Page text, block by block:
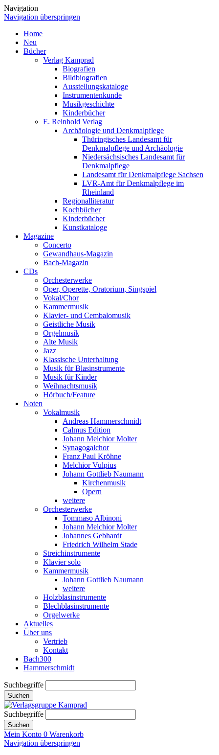
Navigation
Navigation überspringen
Home
Neu
Bücher
Verlag Kamprad
Biografien
Bildbiografien
Ausstellungskataloge
Instrumentenkunde
Musikgeschichte
Kinderbücher
E. Reinhold Verlag
Archäologie und Denkmalpflege
Thüringisches Landesamt für
Denkmalpflege und Archäologie
Niedersächsisches Landesamt für
Denkmalpflege
Landesamt für Denkmalpflege Sachsen
LVR-Amt für Denkmalpflege im
Rheinland
Regionalliteratur
Kochbücher
Kinderbücher
Kunstkataloge
Magazine
Concerto
Gewandhaus-Magazin
Bach-Magazin
CDs
Orchesterwerke
Oper, Operette, Oratorium, Singspiel
Vokal/Chor
Kammermusik
Klavier- und Cembalomusik
Geistliche Musik
Orgelmusik
Alte Musik
Jazz
Klassische Unterhaltung
Musik für Blasinstrumente
Musik für Kinder
Weihnachtsmusik
Hörbuch/Feature
Noten
Vokalmusik
Andreas Hammerschmidt
Calmus Edition
Johann Melchior Molter
Synagogalchor
Franz Paul Kröhne
Melchior Vulpius
Johann Gottlieb Naumann
Kirchenmusik
Opern
weitere
Orchesterwerke
Tommaso Albinoni
Johann Melchior Molter
Johannes Gebhardt
Friedrich Wilhelm Stade
Streichinstrumente
Klavier solo
Kammermusik
Johann Gottlieb Naumann
weitere
Holzblasinstrumente
Blechblasinstrumente
Orgelwerke
Aktuelles
Über uns
Vertrieb
Kontakt
Bach300
Hammerschmidt
Suchbegriffe
Suchen
Suchbegriffe
Suchen
Mein Konto 0 Warenkorb
Navigation überspringen